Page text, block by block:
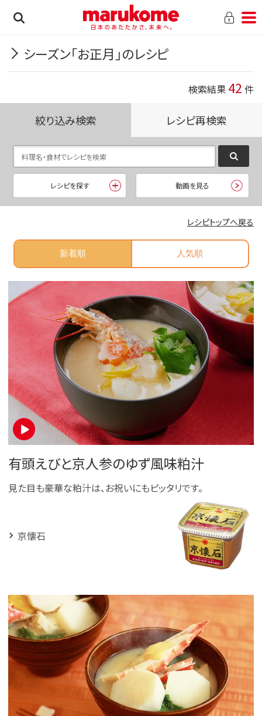
シーズン「お正月」のレシピ
検索結果 42 件
絞り込み検索 レシピ再検索
レシピを探す 動画を見る
レシピトップへ戻る
新着順 人気順
有頭えびと京人参のゆず風味粕汁
見た目も豪華な粕汁は、お祝いにもピッタリです。
京懐石